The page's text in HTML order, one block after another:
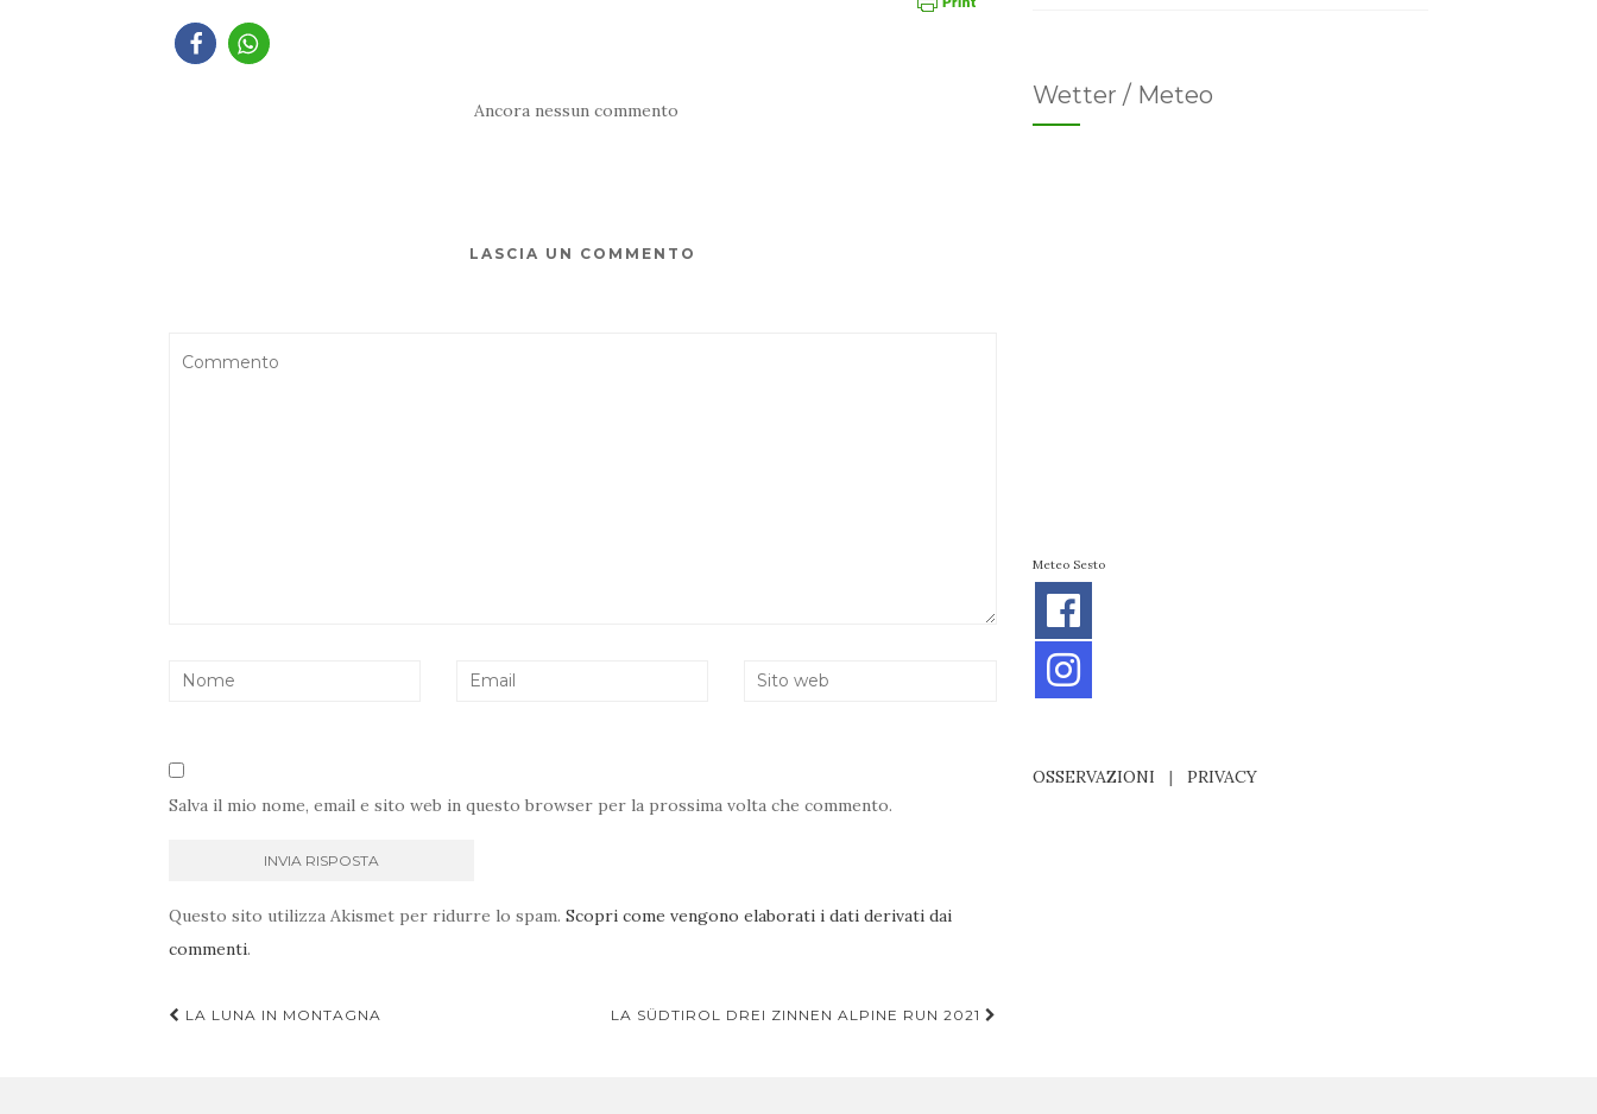
Ancora nessun commento
LASCIA UN COMMENTO
Salva il mio nome, email e sito web in questo browser per la prossima volta che commento.
Questo sito utilizza Akismet per ridurre lo spam. Scopri come vengono elaborati i dati derivati dai
commenti.
Navigazione
LA LUNA IN MONTAGNA LA SÜDTIROL DREI ZINNEN ALPINE RUN 2021
Wetter / Meteo
Meteo Sesto
OSSERVAZIONI | PRIVACY